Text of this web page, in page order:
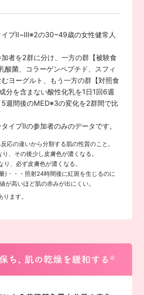
イプⅡ~Ⅲ※2の30~49歳の女性健常人
者を2群に分け、一方の群【被験食
酸菌、コラーゲンペプチド、スフィ
ヨーグルト、もう一方の群【対照食
分を含まない酸性化乳を1日1回6週
週間後のMED※3の変化を2群間で比
イプⅡの参加者のみのデータです。
の違いから分類する肌の性質のこと。
、その後少し皮膚色が濃くなる。
、必ず皮膚色が濃くなる。
・・・照射24時間後に紅斑を生じるのに
が高いほど肌の赤みが出にくい。
ます。